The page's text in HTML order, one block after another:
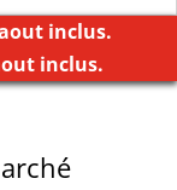
inclus.
inclus.